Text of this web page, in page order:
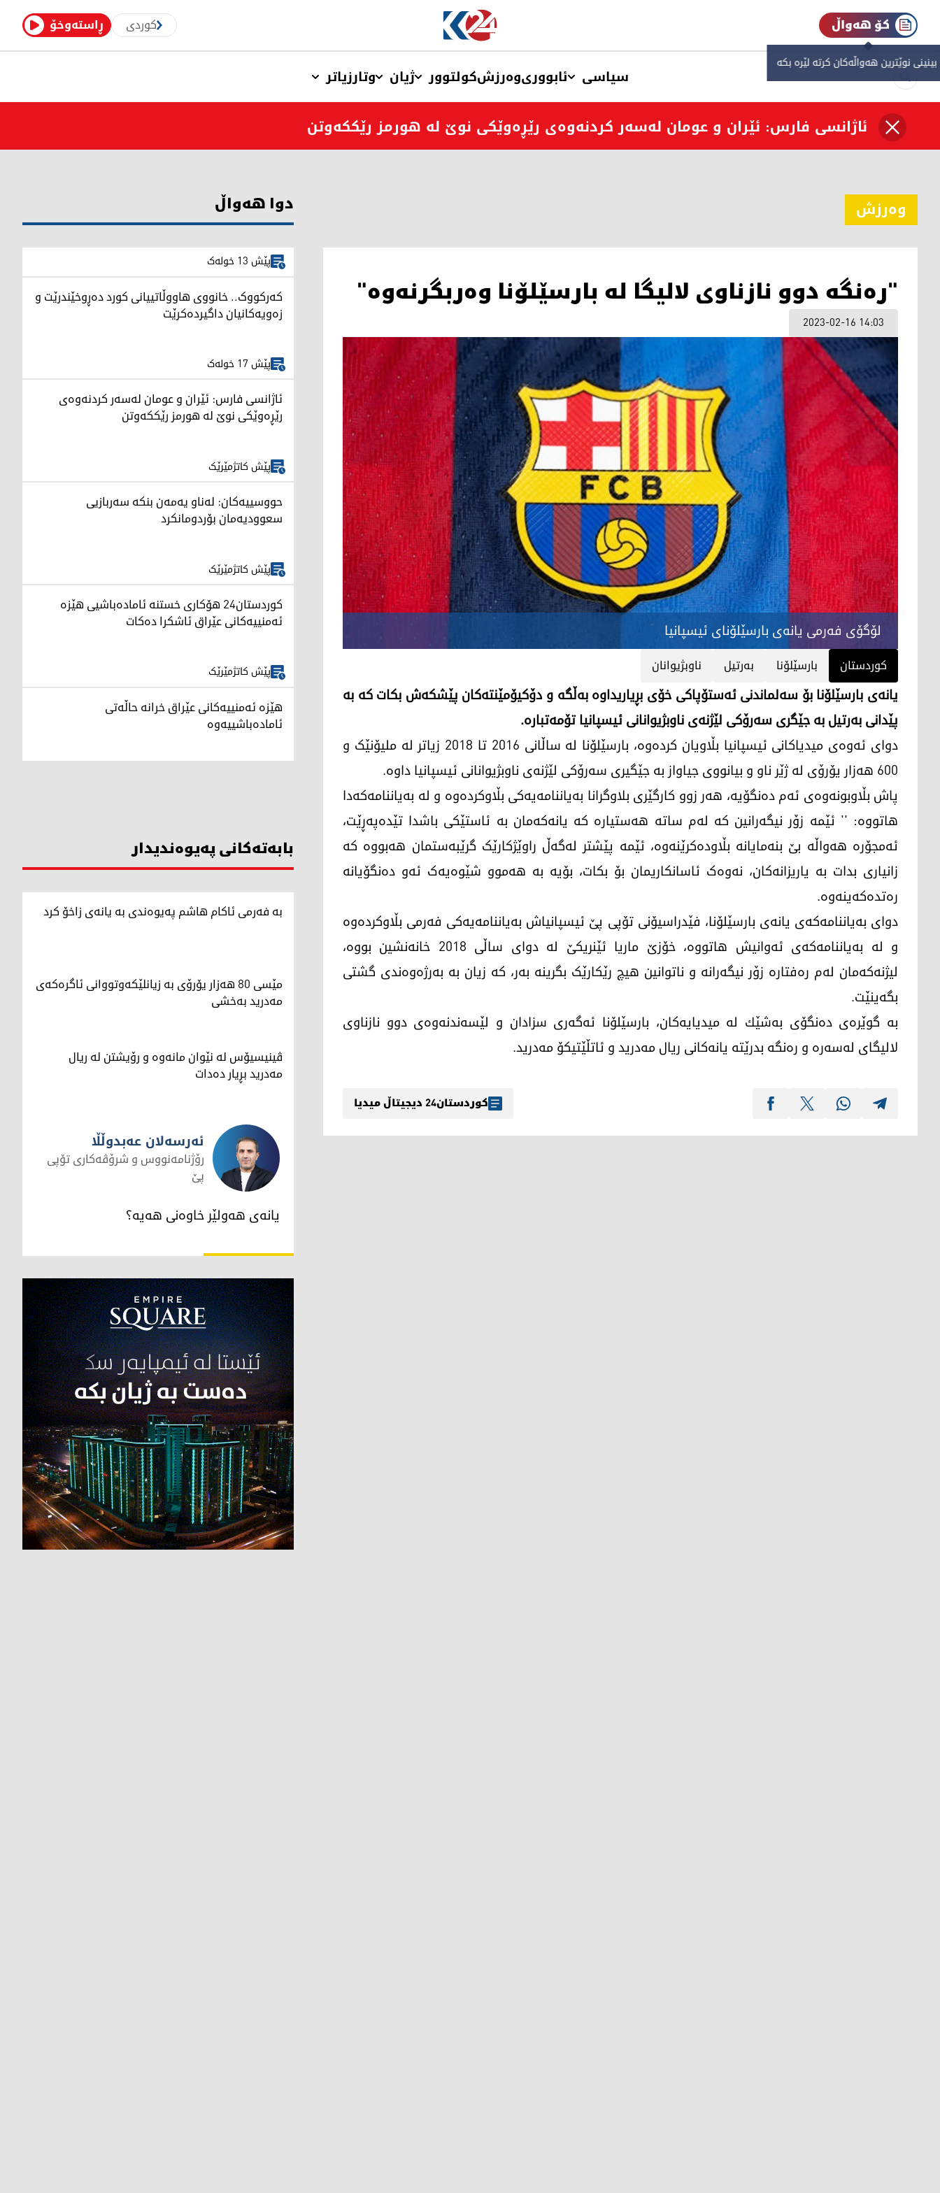
ڕاستەوخۆ کوردی کۆ هەواڵ
نوێترین هەواڵەکان کرتە لێرە بکە
سیاسی ئابووریوەرزشکولتوور ژیان وتارزیاتر
ئاژانسی فارس: ئێران و عومان لەسەر کردنەوەی رێڕەوێکی نوێ لە هورمز رێککەوتن
وەرزش
"ره‌نگه‌ دوو نازناوی لالیگا له‌ بارسێلۆنا وه‌ربگرنه‌وه‌"
2023-02-16 14:03
لۆگۆی فه‌رمی یانه‌ی بارسێلۆنای ئیسپانیا
کوردستان بارسێلۆنا به‌رتیل ناوبژیوانان
یانەی بارسێلۆنا بۆ سەلماندنی ئەستۆپاکی خۆی بڕیاریداوە به‌ڵگه‌ و دۆکیۆمێنتەکان پێشکەش بکات کە بە
پێدانی بەرتیل بە جێگری سەرۆکی لێژنەی ناوبژیوانانی ئیسپانیا تۆمەتبارە.
دوای ئەوەی میدیاکانی ئیسپانیا بڵاویان کردەوە، بارسێلۆنا لە ساڵانی 2016 تا 2018 زیاتر لە ملیۆنێک و
600 هەزار یۆرۆی لە ژێر ناو و بیانووی جیاواز بە جێگیری سه‌رۆكی لێژنه‌ی ناوبژیوانانی ئیسپانیا داوه‌.
پاش بڵاوبونەوەی ئەم دەنگۆیە، هەر زوو کارگێری بلاوگرانا بەیاننامەیەکی بڵاوکردەوە و لە بەیاننامەکەدا
هاتووە: '' ئێمە زۆر نیگەرانین کە لەم ساتە هەستیارە کە یانەکەمان بە ئاستێکی باشدا تێدەپەڕێت،
ئەمجۆرە هەواڵە بێ بنەمایانە بڵاودەکرێنەوە، ئێمە پێشتر لەگەڵ راوێژکارێک گرێبەستمان هەبووە کە
زانیاری بدات بە یاریزانەکان، نەوەک ئاسانکاریمان بۆ بکات، بۆیە بە هەموو شێوەیەک ئەو دەنگۆیانە
رەتدەکەینەوە.
دوای بەیاننامەکەی یانەی بارسێلۆنا، فێدراسیۆنی تۆپی پێ ئیسپانیاش بەیاننامەیەکی فەرمی بڵاوکردەوە
و لە بەیاننامەکەی ئەوانیش هاتووە، خۆزێ ماریا ئێنریکێ لە دوای ساڵی 2018 خانەنشین بووە،
لیژنەکەمان لەم رەفتارە زۆر نیگەرانە و ناتوانین هیچ رێکارێک بگرینە بەر، کە زیان بە بەرژەوەندی گشتی
بگەینێت.
به‌ گوێره‌ی ده‌نگۆی به‌شێك له‌ میدیایه‌كان، بارسێلۆنا ئه‌گه‌ری سزادان و لێسه‌ندنه‌وه‌ی دوو نازناوی
لالیگای له‌سه‌ره‌ و ره‌نگه‌ بدرێته‌ یانه‌كانی ریال مه‌درید و ئاتڵێتیكۆ مه‌درید.
کوردستان24 دیجیتاڵ میدیا
دوا هەواڵ
پێش 13 خولەک
کەرکووک.. خانووی هاووڵاتییانی کورد دەڕوخێندرێت و
زەویەکانیان داگیردەکرێت
پێش 17 خولەک
ئاژانسی فارس: ئێران و عومان لەسەر کردنەوەی
رێڕەوێکی نوێ لە هورمز رێککەوتن
پێش کاتژمێرێک
حووسییەکان: لەناو یەمەن بنکە سەربازیی
سعوودیەمان بۆردومانکرد
پێش کاتژمێرێک
کوردستان24 هۆکاری خستنە ئامادەباشیی هێزە
ئەمنییەکانی عێراق ئاشکرا دەکات
پێش کاتژمێرێک
هێزە ئەمنییەکانی عێراق خرانە حاڵەتی
ئامادەباشییەوە
بابەتەکانی پەیوەندیدار
بە فەرمی ئاکام هاشم پەیوەندی بە یانەی زاخۆ کرد
مێسی 80 هەزار یۆرۆی بە زیانلێکەوتووانی ئاگرەکەی
مەدرید بەخشی
ڤینیسیۆس لە نێوان مانەوە و رۆیشتن لە ریال
مەدرید بڕیار دەدات
ئەرسەلان عەبدوڵڵا
ئەرسەلان عەبدوڵڵا
رۆژنامەنووس و شرۆڤەکاری تۆپی
پێ
یانه‌ی هه‌ولێر خاوه‌نی هه‌یه‌؟